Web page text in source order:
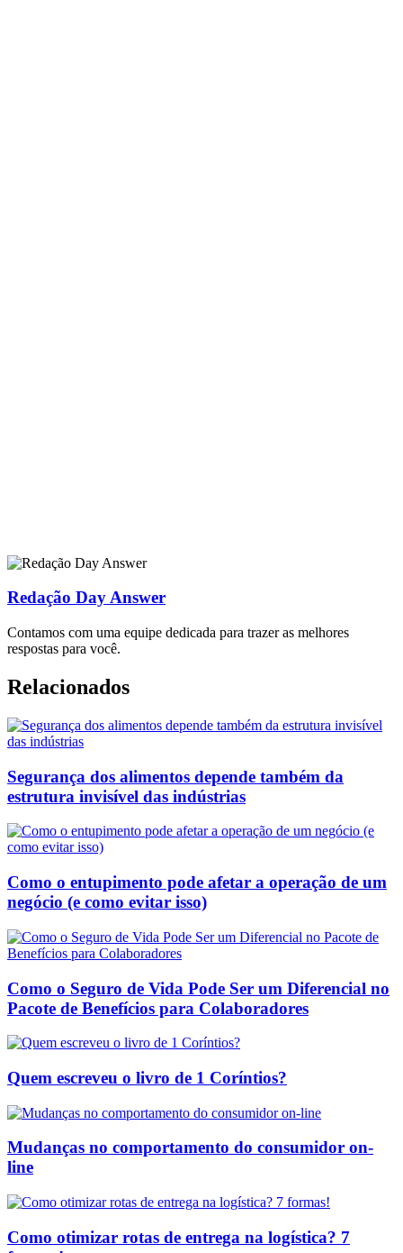
Redação Day Answer
Contamos com uma equipe dedicada para trazer as melhores
respostas para você.
Relacionados
Segurança dos alimentos depende também da
estrutura invisível das indústrias
Como o entupimento pode afetar a operação de um
negócio (e como evitar isso)
Como o Seguro de Vida Pode Ser um Diferencial no
Pacote de Benefícios para Colaboradores
Quem escreveu o livro de 1 Coríntios?
Mudanças no comportamento do consumidor on-
line
Como otimizar rotas de entrega na logística? 7